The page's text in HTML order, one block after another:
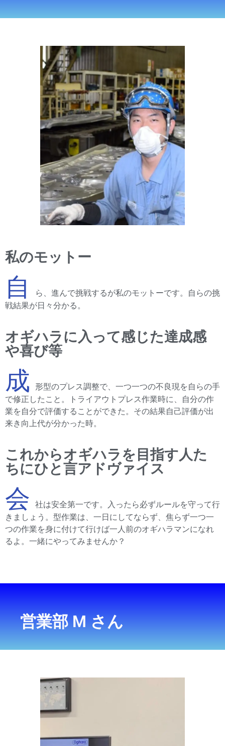
私のモットー
自
ら、進んで挑戦するが私のモットーです。自らの挑
戦結果が日々分かる。
オギハラに入って感じた達成感
や喜び等
成
形型のプレス調整で、一つ一つの不良現を自らの手
で修正したこと。トライアウトプレス作業時に、自分の作
業を自分で評価することができた。その結果自己評価が出
来き向上代が分かった時。
これからオギハラを目指す人た
ちにひと言アドヴァイス
会
社は安全第一です。入ったら必ずルールを守って行
きましょう。型作業は、一日にしてならず、焦らず一つ一
つの作業を身に付けて行けば一人前のオギハラマンになれ
るよ。一緒にやってみませんか？
営業部 M さん